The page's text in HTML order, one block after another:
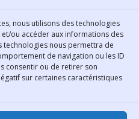
nous utilisons des technologies
ou accéder aux informations des
technologies nous permettra de
de navigation ou les ID
consentir ou de retirer son
sur certaines caractéristiques